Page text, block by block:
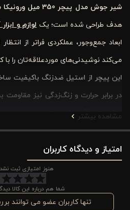
شیر جوش مدل پیچر 350 میل ورونیکا سایز کوچک
هدف طراحی شده است؛ یک لوازم و
ابعاد جمع‌وجور، عملکردی فراتر از
می‌کند نوشیدنی‌های موردعلاقه‌تان را با
این پیچر از استیل ضدزنگ باکیفیت
میلی‌لیتری آن برای استفاده روزمره،
کردن شیر یا فوم‌گیری کاملاً مناسب
کنار وزن سبک باعث شده هنگام کار
بتوانید بدون خستگی، شیر یا سایر
یکی دیگر از مزیت‌های مهم این
مشاهده بیشتر
امتیاز و دیدگاه کاربران
هنوز امتیازی ثبت
شما هم درباره این کالا
تنها کاربران عضو می توانند